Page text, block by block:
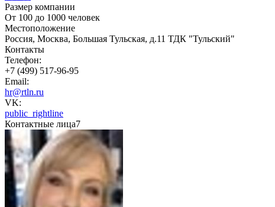
Размер компании
От 100 до 1000 человек
Местоположение
Россия, Москва, Большая Тульская, д.11 ТДК "Тульский"
Контакты
Телефон:
+7 (499) 517-96-95
Email:
hr@rtln.ru
VK:
public_rightline
Контактные лица7